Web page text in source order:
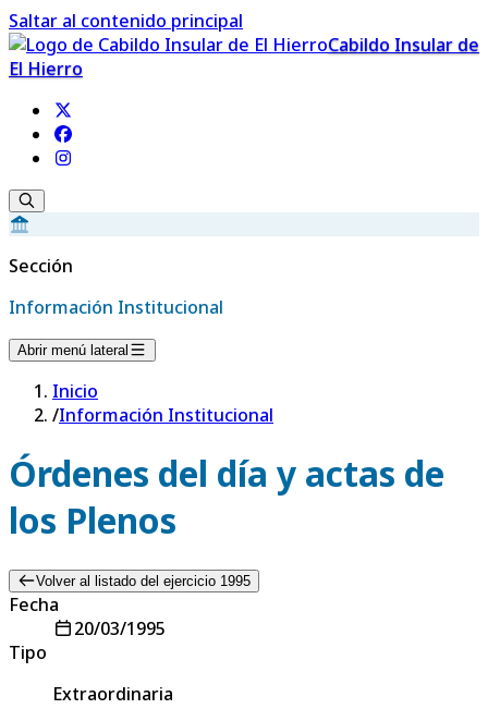
Saltar al contenido principal
Cabildo Insular de
El Hierro
Sección
Información Institucional
Abrir menú lateral
Inicio
/Información Institucional
Órdenes del día y actas de
los Plenos
Volver al listado del ejercicio 1995
Fecha
20/03/1995
Tipo
Extraordinaria